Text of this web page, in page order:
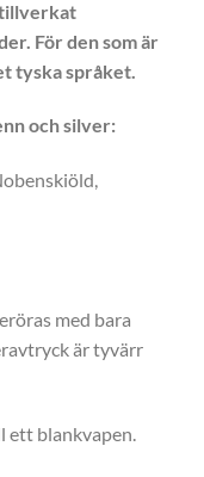
För den som är
tyska språket.
och silver:
med bara
är tyvärr
ett blankvapen.